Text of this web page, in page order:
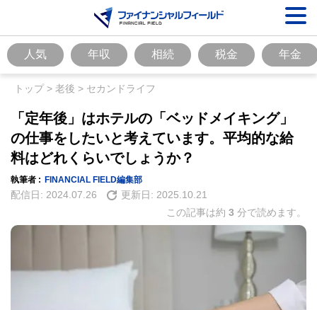
人気 年収 相続 税金 年金
トップ> 老後 > セカンドライフ
「定年後」はホテルの「ベッドメイキング」
の仕事をしたいと考えています。平均的な給
料はどれくらいでしょうか？
執筆者 : FINANCIAL FIELD編集部
配信日: 2024.07.26 更新日: 2025.10.21
この記事は約 3 分で読めます。